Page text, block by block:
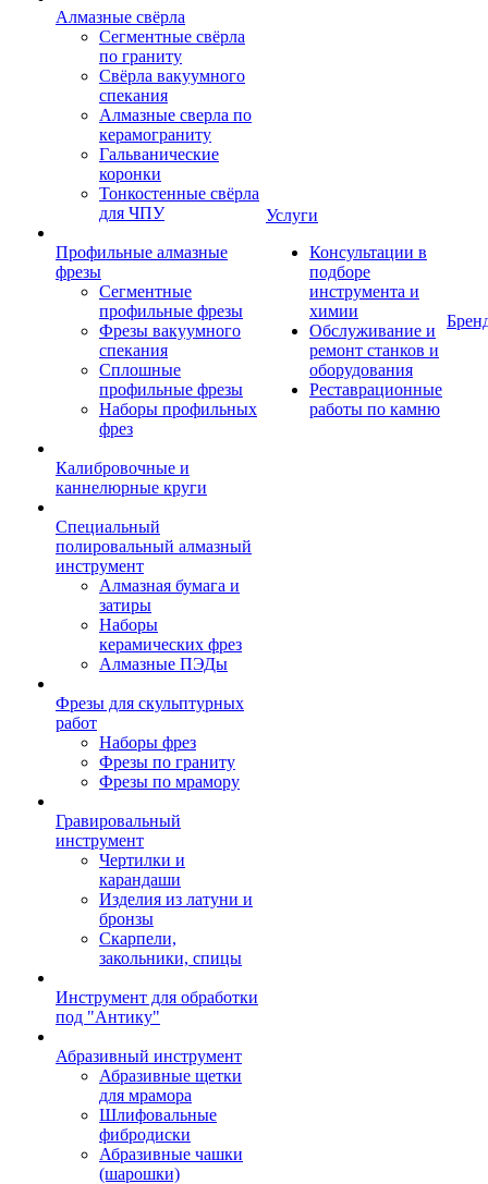
Алмазные свёрла
Сегментные свёрла
по граниту
Свёрла вакуумного
спекания
Алмазные сверла по
керамограниту
Гальванические
коронки
Тонкостенные свёрла
для ЧПУ
Профильные алмазные
фрезы
Сегментные
профильные фрезы
Фрезы вакуумного
спекания
Сплошные
профильные фрезы
Наборы профильных
фрез
Калибровочные и
каннелюрные круги
Специальный
полировальный алмазный
инструмент
Алмазная бумага и
затиры
Наборы
керамических фрез
Алмазные ПЭДы
Фрезы для скульптурных
работ
Наборы фрез
Фрезы по граниту
Фрезы по мрамору
Гравировальный
инструмент
Чертилки и
карандаши
Изделия из латуни и
бронзы
Скарпели,
закольники, спицы
Инструмент для обработки
под "Антику"
Абразивный инструмент
Абразивные щетки
для мрамора
Шлифовальные
фибродиски
Абразивные чашки
(шарошки)
Услуги
Консультации в
подборе
инструмента и
химии
Обслуживание и
ремонт станков и
оборудования
Реставрационные
работы по камню